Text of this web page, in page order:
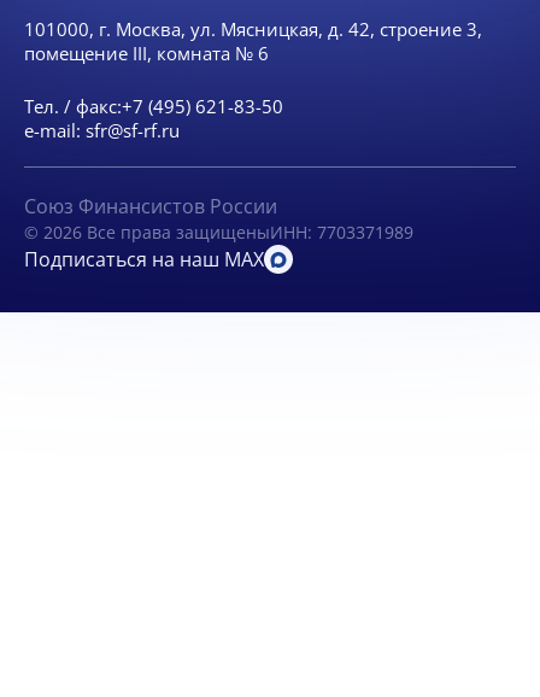
101000, г. Москва, ул. Мясницкая, д. 42, строение 3,
помещение III, комната № 6
Тел. / факс:+7 (495) 621-83-50
e-mail: sfr@sf-rf.ru
Союз Финансистов России
© 2026 Все права защищеныИНН: 7703371989
Подписаться на наш MAX